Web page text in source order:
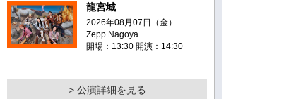
龍宮城
2026年08月07日（金）
Zepp Nagoya
開場：13:30 開演：14:30
> 公演詳細を見る